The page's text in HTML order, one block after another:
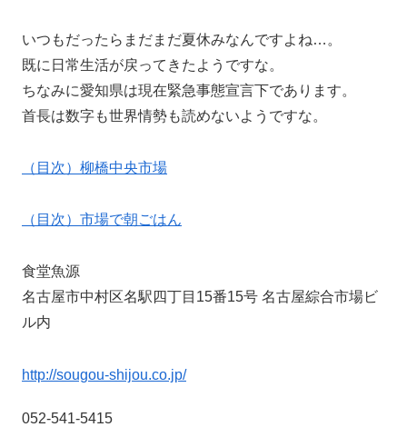
いつもだったらまだまだ夏休みなんですよね…。
既に日常生活が戻ってきたようですな。
ちなみに愛知県は現在緊急事態宣言下であります。
首長は数字も世界情勢も読めないようですな。
（目次）柳橋中央市場
（目次）市場で朝ごはん
食堂魚源
名古屋市中村区名駅四丁目15番15号 名古屋綜合市場ビ
ル内
http://sougou-shijou.co.jp/
052-541-5415